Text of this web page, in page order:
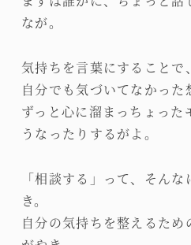
なが。
気持ちを言葉にすることで、
自分でも気づいてなかった
ずっと心に溜まっちょった
うなったりするがよ。
「相談する」って、そん
き。
自分の気持ちを整えるため